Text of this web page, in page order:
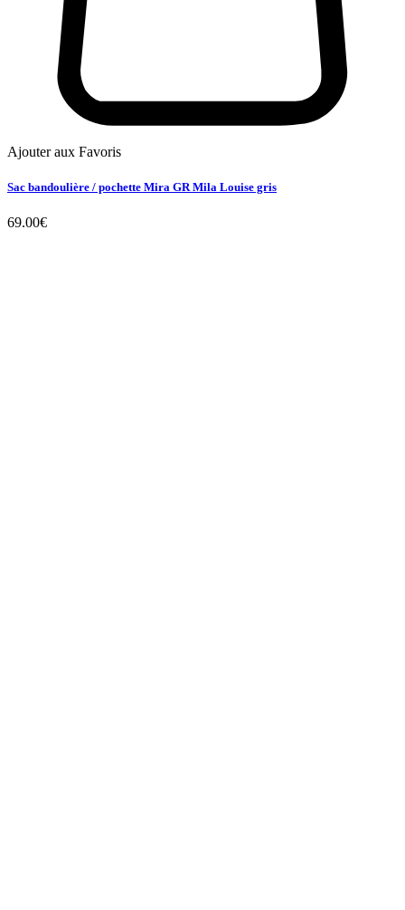
Ajouter aux Favoris
Sac bandoulière / pochette Mira GR Mila Louise gris
69.00€